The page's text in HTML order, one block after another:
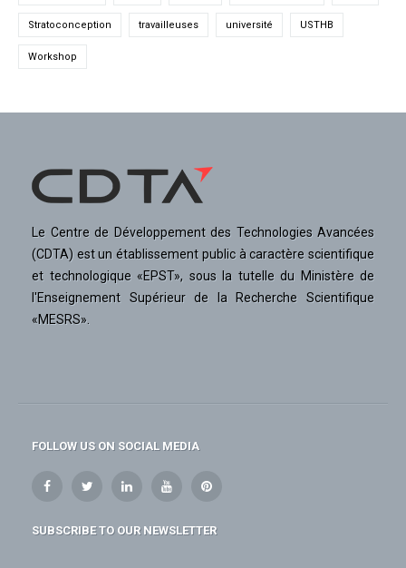
Stratoconception travailleuses université USTHB
Workshop
Le Centre de Développement des Technologies Avancées
(CDTA) est un établissement public à caractère scientifique
et technologique «EPST», sous la tutelle du Ministère de
l'Enseignement Supérieur de la Recherche Scientifique
«MESRS».
FOLLOW US ON SOCIAL MEDIA
SUBSCRIBE TO OUR NEWSLETTER